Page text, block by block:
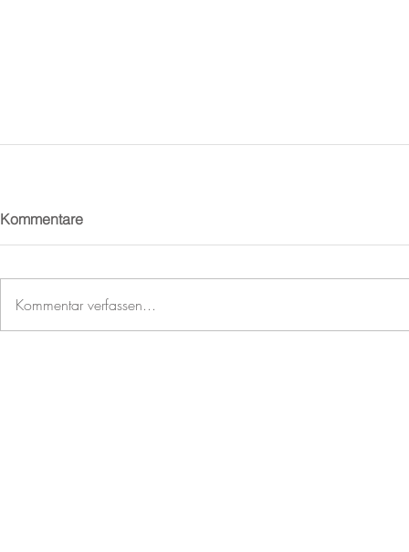
Kommentare
Kommentar verfassen...